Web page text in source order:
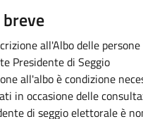
all'Albo delle
Presidente di Seggio
all'albo è condizione
in occasione delle
di seggio elettorale è